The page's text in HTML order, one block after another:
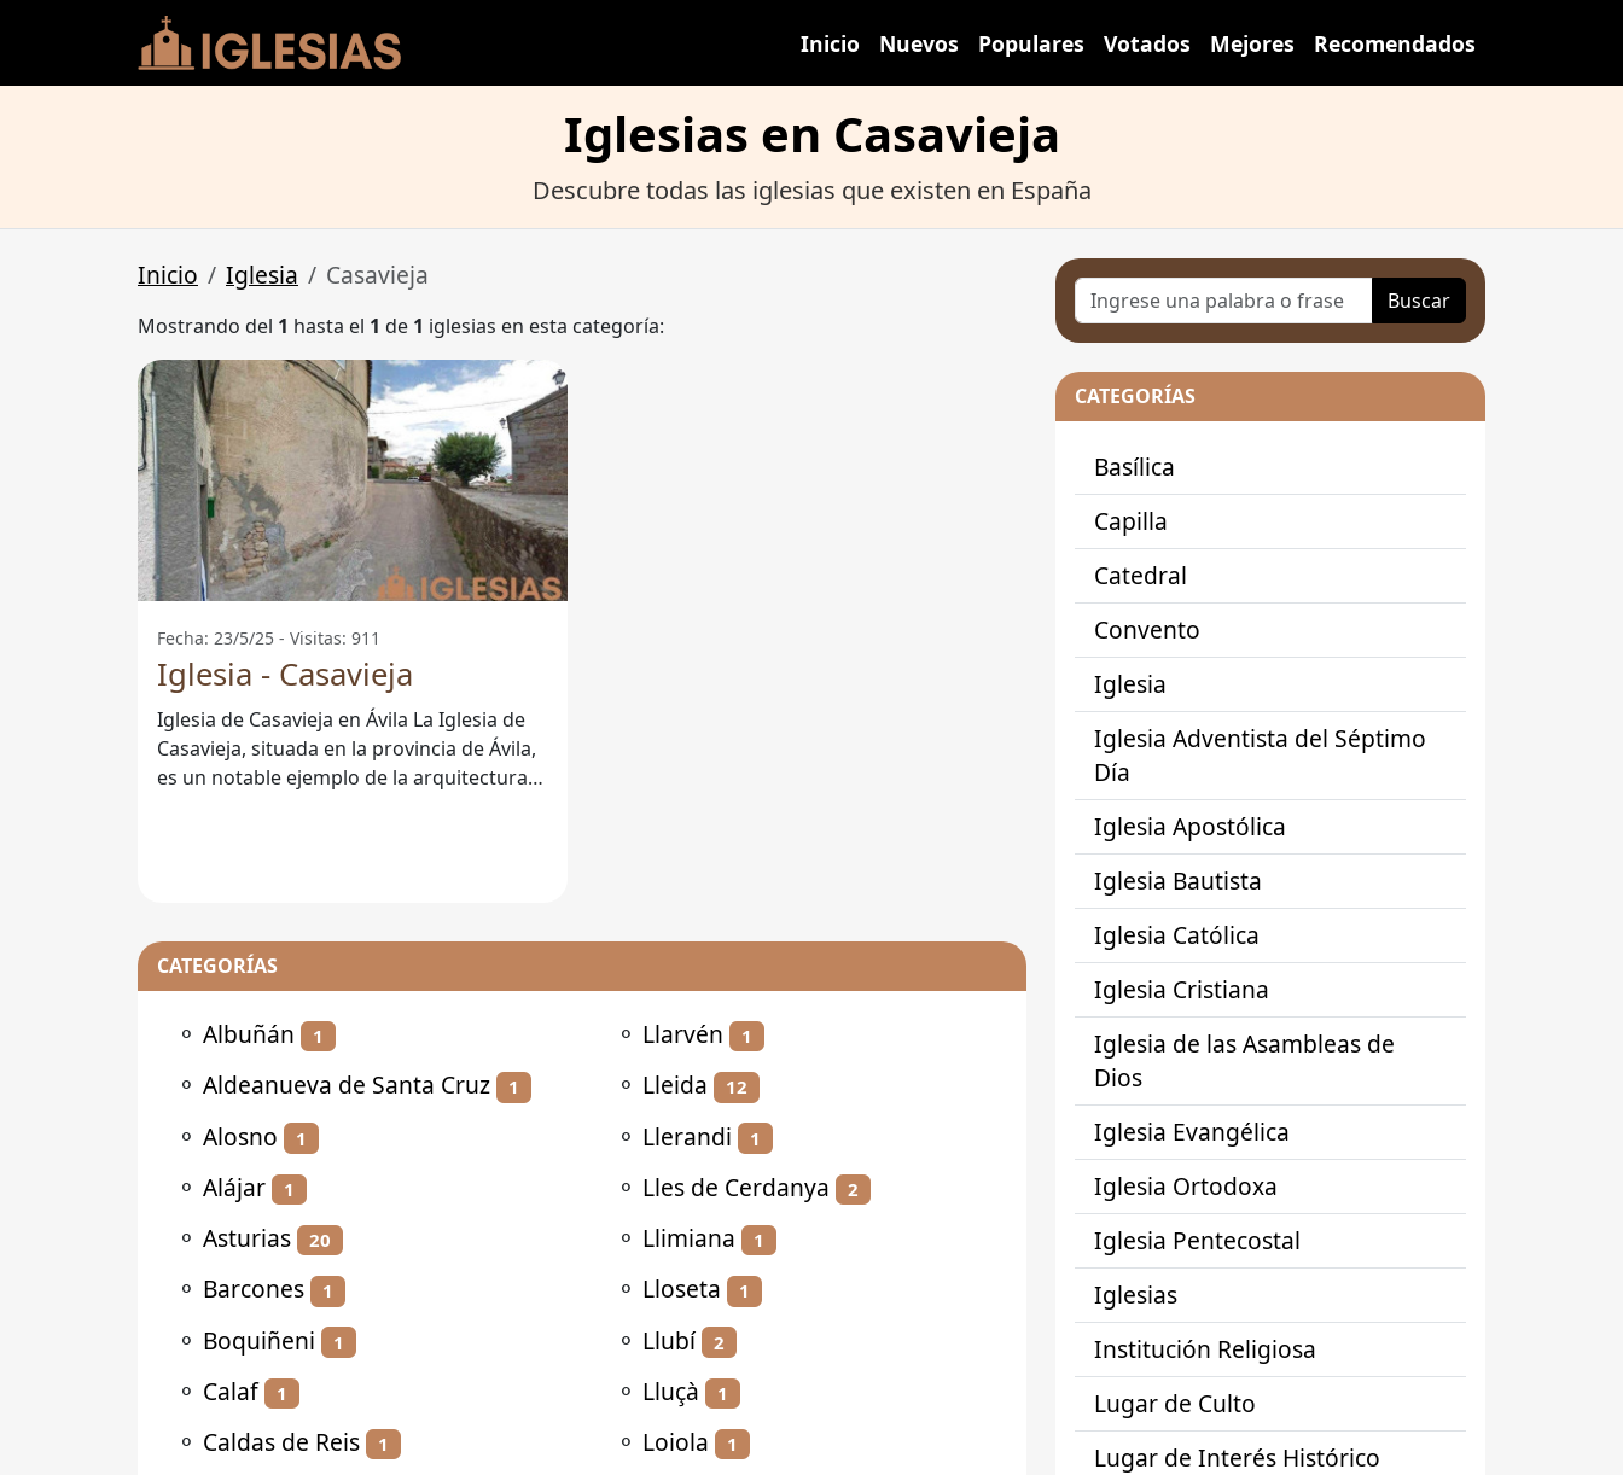
Inicio Nuevos Populares Votados Mejores Recomendados
Iglesias en Casavieja
Descubre todas las iglesias que existen en España
Inicio Iglesia Casavieja
Mostrando del 1 hasta el 1 de 1 iglesias en esta categoría:
Fecha: 23/5/25 - Visitas: 911
Iglesia - Casavieja
Iglesia de Casavieja en Ávila La Iglesia de
Casavieja, situada en la provincia de Ávila,
es un notable ejemplo de la arquitectura
CATEGORÍAS
⚬ Albuñán 1
⚬ Aldeanueva de Santa Cruz 1
⚬ Alosno 1
⚬ Alájar 1
⚬ Asturias 20
⚬ Barcones 1
⚬ Boquiñeni 1
⚬ Calaf 1
⚬ Caldas de Reis 1
⚬ Llarvén 1
⚬ Lleida 12
⚬ Llerandi 1
⚬ Lles de Cerdanya 2
⚬ Llimiana 1
⚬ Lloseta 1
⚬ Llubí 2
⚬ Lluçà 1
⚬ Loiola 1
Buscar
CATEGORÍAS
Basílica
Capilla
Catedral
Convento
Iglesia
Iglesia Adventista del Séptimo
Día
Iglesia Apostólica
Iglesia Bautista
Iglesia Católica
Iglesia Cristiana
Iglesia de las Asambleas de
Dios
Iglesia Evangélica
Iglesia Ortodoxa
Iglesia Pentecostal
Iglesias
Institución Religiosa
Lugar de Culto
Lugar de Interés Histórico